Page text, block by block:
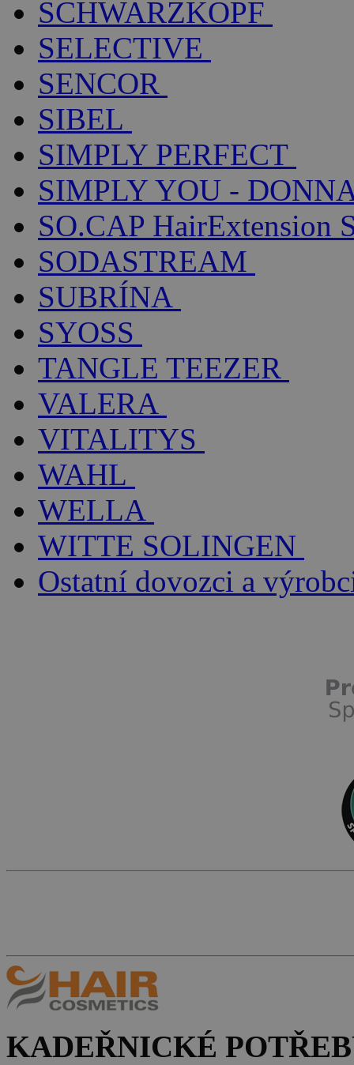
SCHWARZKOPF
SELECTIVE
SENCOR
SIBEL
SIMPLY PERFECT
SIMPLY YOU -
SO.CAP HairExtension
SODASTREAM
SUBRÍNA
SYOSS
TANGLE TEEZER
VALERA
VITALITYS
WAHL
WELLA
WITTE SOLINGEN
Ostatní dovozci a
KADEŘNICKÉ